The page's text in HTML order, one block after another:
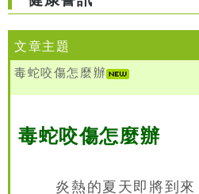
文章主題
毒蛇咬傷怎麼辦
毒蛇咬傷怎麼辦
炎熱的夏天即將到